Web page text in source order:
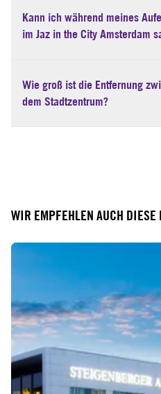
Kann ich während meines
im Jaz in the City Amsterdam
Wie groß ist die Entfernung
dem Stadtzentrum?
WIR EMPFEHLEN AUCH DIESE